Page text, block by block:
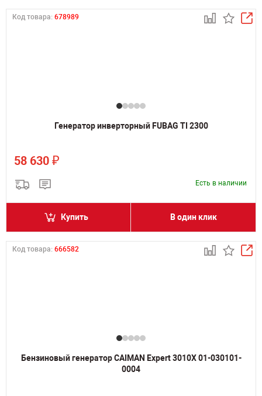
Код товара: 678989
Генератор инверторный FUBAG TI 2300
58 630 ₽
Есть в наличии
Купить В один клик
Код товара: 666582
Бензиновый генератор CAIMAN Expert 3010X 01-030101-
0004